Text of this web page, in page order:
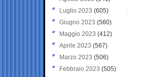
Luglio 2023 (605)
Giugno 2023 (560)
Maggio 2023 (412)
Aprile 2023 (567)
Marzo 2023 (506)
Febbraio 2023 (505)